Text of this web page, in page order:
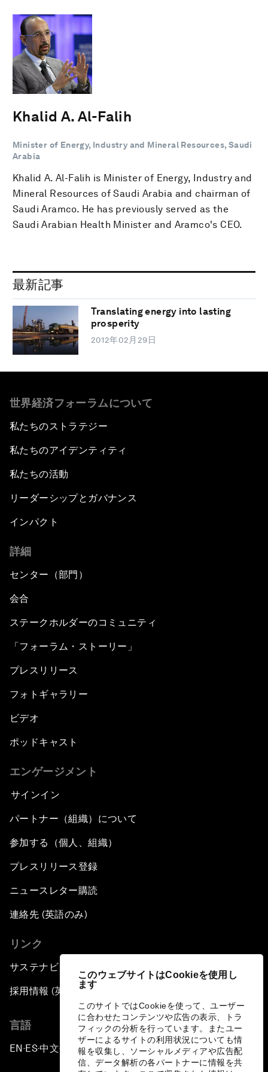
このウェブサイトはCookieを使用し
ます
このサイトではCookieを使って、ユーザー
に合わせたコンテンツや広告の表示、トラ
フィックの分析を行っています。またユー
ザーによるサイトの利用状況についても情
報を収集し、ソーシャルメディアや広告配
信、データ解析の各パートナーに情報を共
Khalid A. Al-Falih
Minister of Energy, Industry and Mineral Resources, Saudi
Arabia
Khalid A. Al-Falih is Minister of Energy, Industry and
Mineral Resources of Saudi Arabia and chairman of
Saudi Aramco. He has previously served as the
Saudi Arabian Health Minister and Aramco's CEO.
最新記事
Translating energy into lasting
prosperity
2012年02月29日
世界経済フォーラムについて
私たちのストラテジー
私たちのアイデンティティ
私たちの活動
リーダーシップとガバナンス
インパクト
詳細
センター（部門）
会合
ステークホルダーのコミュニティ
「フォーラム・ストーリー」
プレスリリース
フォトギャラリー
ビデオ
ポッドキャスト
エンゲージメント
サインイン
パートナー（組織）について
参加する（個人、組織）
プレスリリース登録
ニュースレター購読
連絡先 (英語のみ)
リンク
サステナビリティへの取り組み
採用情報 (英語のみ)
言語
EN ▪ES▪中文▪ 日本語